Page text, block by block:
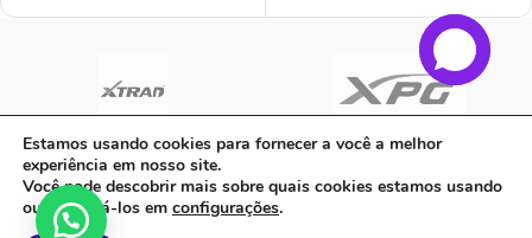
para partidas mais longas. O
dissipador auxilia na distribuição
do calor absorvido entre suas
aletas, para que depois o fans
eficiência. São 4 heat pipes
dissipador de alumínio, em
C A Informatica Ltda | CNPJ: 33.482.008/0001-90 | Avenida Dos Ipês,
QD31 LT23, Bairro Cidade Jardim, CEP: 68.515-000 - | PARAUAPEBAS-
Estamos usando cookies para fornecer a você a melhor
experiência em nosso site.
Você pode descobrir mais sobre quais cookies estamos usando
ou desativá-los em configurações.